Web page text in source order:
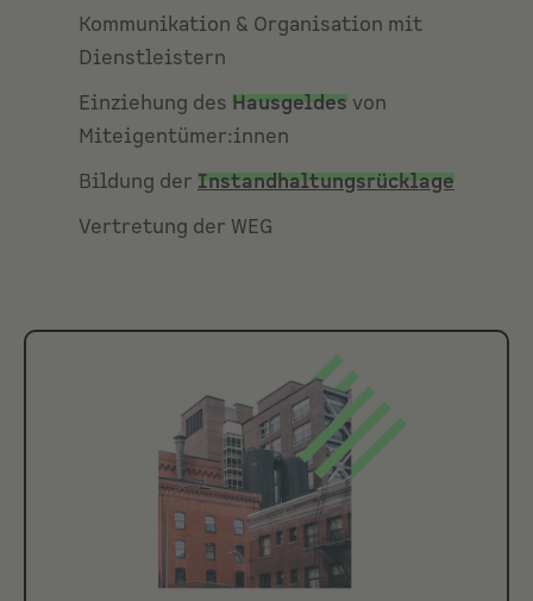
Kommunikation & Organisation mit
Dienstleistern
Einziehung des Hausgeldes von
Miteigentümer:innen
Bildung der Instandhaltungsrücklage
Vertretung der WEG